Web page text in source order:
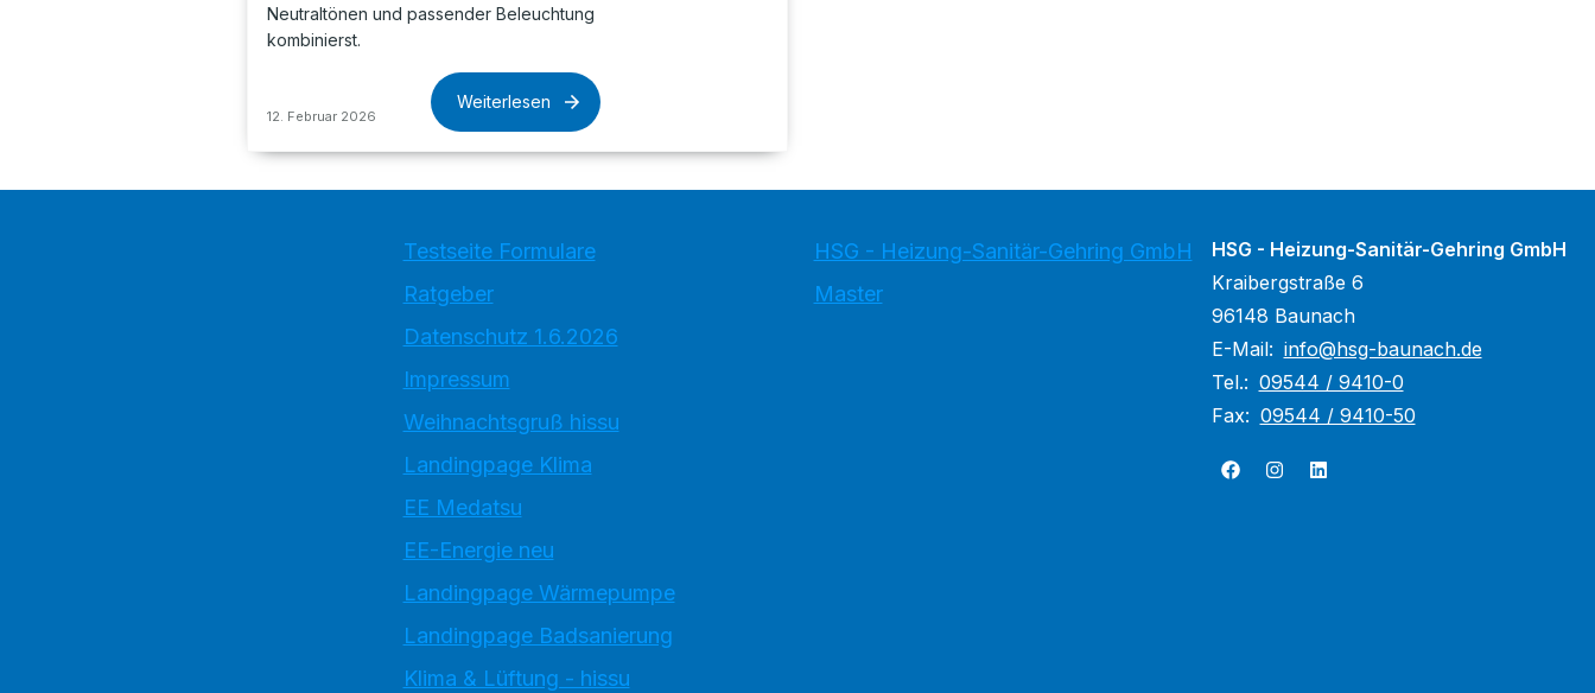
Neutraltönen und passender Beleuchtung
kombinierst.
12. Februar 2026
Weiterlesen
Testseite Formulare
Ratgeber
Datenschutz 1.6.2026
Impressum
Weihnachtsgruß hissu
Landingpage Klima
EE Medatsu
EE-Energie neu
Landingpage Wärmepumpe
Landingpage Badsanierung
Klima & Lüftung - hissu
HSG - Heizung-Sanitär-Gehring GmbH
Master
HSG - Heizung-Sanitär-Gehring GmbH
Kraibergstraße 6
96148 Baunach
E-Mail: info@hsg-baunach.de
Tel.: 09544 / 9410-0
Fax: 09544 / 9410-50